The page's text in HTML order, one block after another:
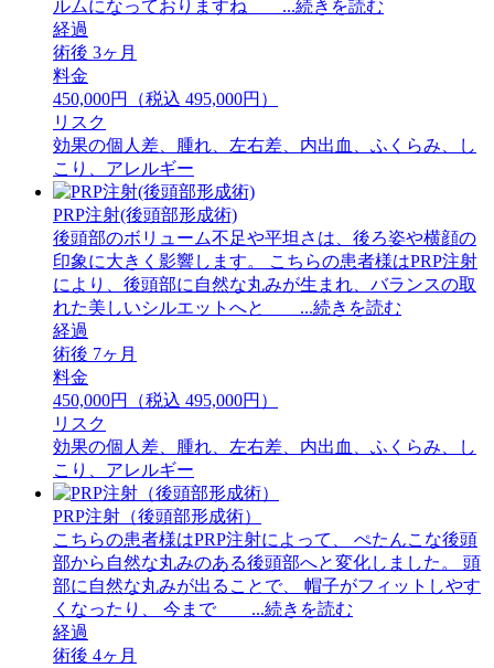
ルムになっておりますね ...続きを読む
経過
術後 3ヶ月
料金
450,000円（税込 495,000円）
リスク
効果の個人差、腫れ、左右差、内出血、ふくらみ、し
こり、アレルギー
PRP注射(後頭部形成術)
後頭部のボリューム不足や平坦さは、後ろ姿や横顔の
印象に大きく影響します。 こちらの患者様はPRP注射
により、後頭部に自然な丸みが生まれ、バランスの取
れた美しいシルエットへと ...続きを読む
経過
術後 7ヶ月
料金
450,000円（税込 495,000円）
リスク
効果の個人差、腫れ、左右差、内出血、ふくらみ、し
こり、アレルギー
PRP注射（後頭部形成術）
こちらの患者様はPRP注射によって、 ぺたんこな後頭
部から自然な丸みのある後頭部へと変化しました。 頭
部に自然な丸みが出ることで、 帽子がフィットしやす
くなったり、 今まで ...続きを読む
経過
術後 4ヶ月